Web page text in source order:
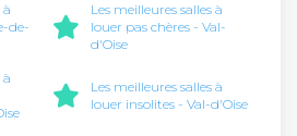
à
de-
Les meilleures salles à
louer pas chères - Val-
d'Oise
à
Les meilleures salles à
louer insolites - Val-d'Oise